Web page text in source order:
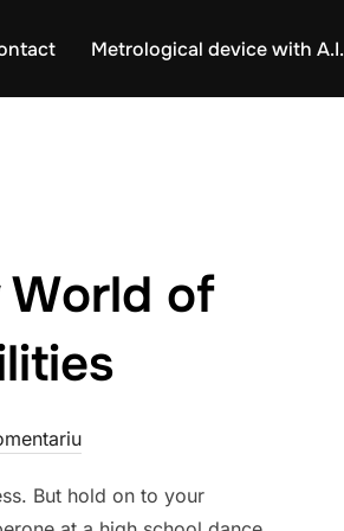
Metrological device with A.I.
World of
But hold on to your